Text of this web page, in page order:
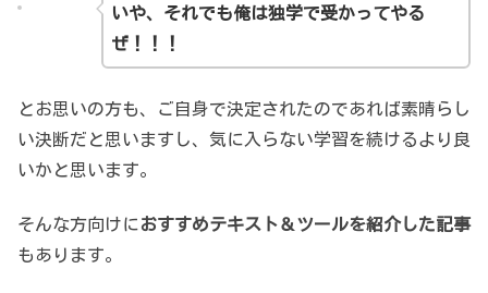
いや、それでも俺は独学で受かってやる
ぜ！！！
とお思いの方も、ご自身で決定されたのであれば素晴らし
い決断だと思いますし、気に入らない学習を続けるより良
いかと思います。
そんな方向けに おすすめテキスト＆ツールを紹介した記事
もあります。